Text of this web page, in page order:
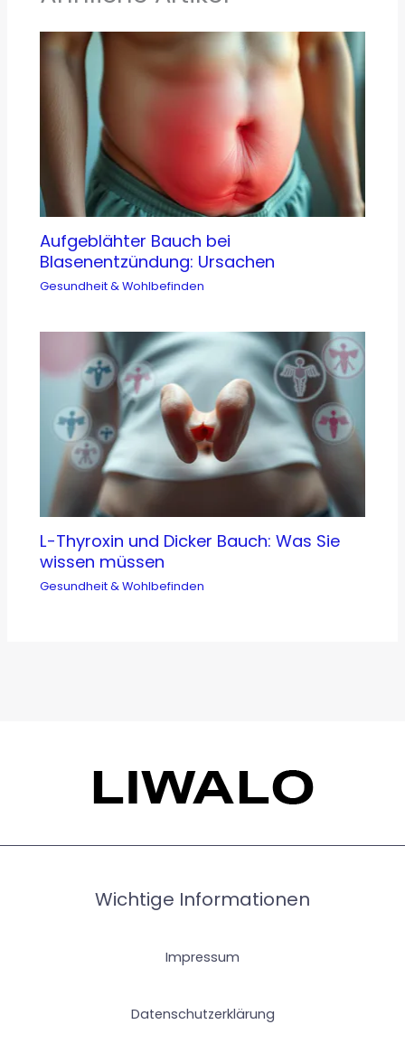
Aufgeblähter Bauch bei
Blasenentzündung: Ursachen
Gesundheit & Wohlbefinden
L-Thyroxin und Dicker Bauch: Was Sie
wissen müssen
Gesundheit & Wohlbefinden
Wichtige Informationen
Impressum
Datenschutzerklärung